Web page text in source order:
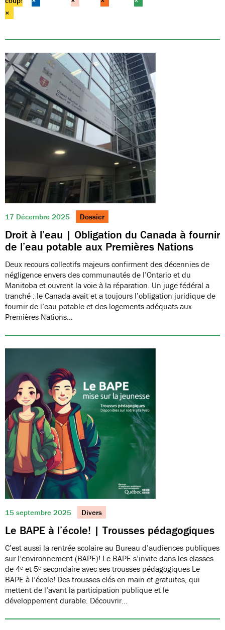
17 Décembre 2025 Dossier
Droit à l’eau | Obligation du Canada à fournir
de l’eau potable aux Premières Nations
Deux recours collectifs majeurs confirment des décennies de
négligence envers des communautés de l’Ontario et du
Manitoba et ouvrent la voie à la réparation. Un juge fédéral a
tranché : le Canada avait et a toujours l’obligation juridique de
fournir de l’eau potable et des logements adéquats aux
Premières Nations…
15 septembre 2025 Divers
Le BAPE à l’école! | Trousses pédagogiques
C’est aussi la rentrée scolaire au Bureau d’audiences publiques
sur l’environnement (BAPE)! Le BAPE s’invite dans les classes
de 4ᵉ et 5ᵉ secondaire avec ses trousses pédagogiques Le
BAPE à l’école! Des trousses clés en main et gratuites, qui
mettent de l’avant la participation publique et le
développement durable. Découvrir…
×